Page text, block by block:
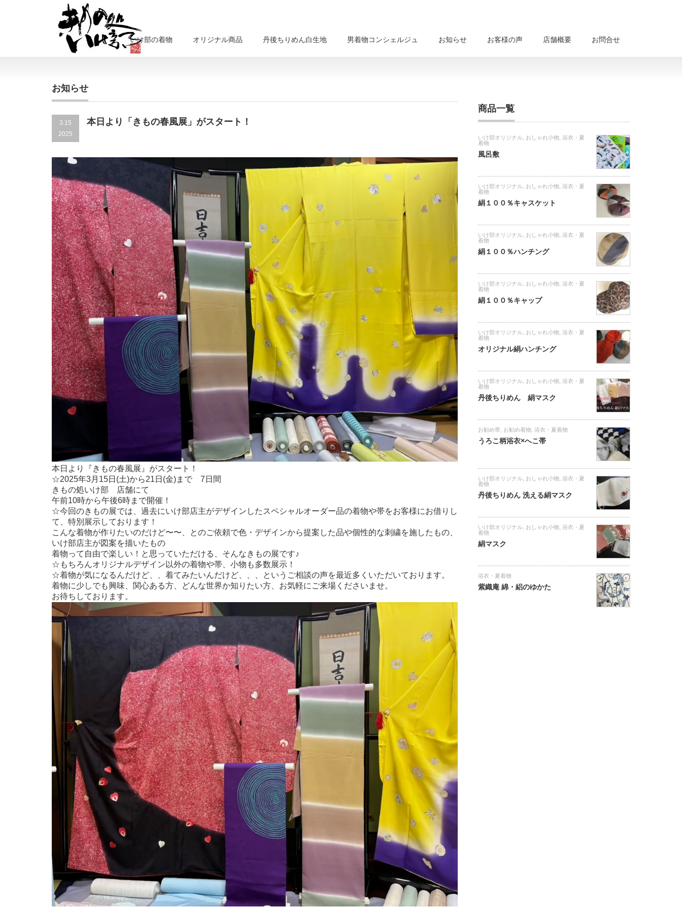
いけ部の着物 オリジナル商品 丹後ちりめん白生地 男着物コンシェルジュ お知らせ お客様の声 店舗概要 お問合せ
お知らせ
3.15
2025
本日より「きもの春風展」がスタート！
本日より『きもの春風展』がスタート！
☆2025年3月15日(土)から21日(金)まで 7日間
きもの処いけ部 店舗にて
午前10時から午後6時まで開催！
☆今回のきもの展では、過去にいけ部店主がデザインしたスペシャルオーダー品の着物や帯をお客様にお借りし
て、特別展示しております！
こんな着物が作りたいのだけど〜〜、とのご依頼で色・デザインから提案した品や個性的な刺繍を施したもの、
いけ部店主が図案を描いたもの
着物って自由で楽しい！と思っていただける、そんなきもの展です♪
☆もちろんオリジナルデザイン以外の着物や帯、小物も多数展示！
☆着物が気になるんだけど、、着てみたいんだけど、、、というご相談の声を最近多くいただいております。
着物に少しでも興味、関心ある方、どんな世界か知りたい方、お気軽にご来場くださいませ。
お待ちしております。
商品一覧
いけ部オリジナル おしゃれ小物 浴衣・夏
着物
風呂敷
いけ部オリジナル おしゃれ小物 浴衣・夏
着物
絹１００％キャスケット
いけ部オリジナル おしゃれ小物 浴衣・夏
着物
絹１００％ハンチング
いけ部オリジナル おしゃれ小物 浴衣・夏
着物
絹１００％キャップ
いけ部オリジナル おしゃれ小物 浴衣・夏
着物
オリジナル絹ハンチング
いけ部オリジナル おしゃれ小物 浴衣・夏
着物
丹後ちりめん 絹マスク
お勧め帯 お勧め着物 浴衣・夏着物
うろこ柄浴衣×へこ帯
いけ部オリジナル おしゃれ小物 浴衣・夏
着物
丹後ちりめん 洗える絹マスク
いけ部オリジナル おしゃれ小物 浴衣・夏
着物
絹マスク
浴衣・夏着物
紫織庵 綿・絽のゆかた